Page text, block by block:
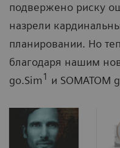
подвержено риску
назрели
планировании. Но
благодаря нашим
go.Sim 1 и SOMATOM